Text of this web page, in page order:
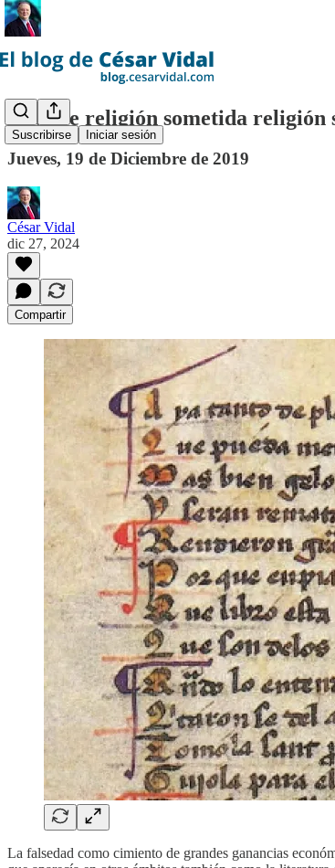
Suscribirse Iniciar sesión
XV.- De religión sometida
Jueves, 19 de Diciembre de 2019
César Vidal
dic 27, 2024
Compartir
La falsedad como cimiento de grandes ganancias